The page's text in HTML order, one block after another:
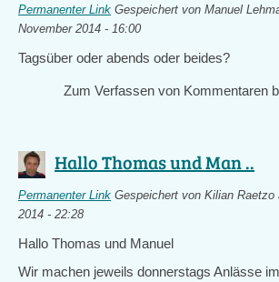
Permanenter Link Gespeichert von Manuel
November 2014 - 16:00
Tagsüber oder abends oder beides?
Zum Verfassen von Kommentaren
Hallo Thomas und Man ..
Permanenter Link Gespeichert von Kilian Raetzo
2014 - 22:28
Hallo Thomas und Manuel
Wir machen jeweils donnerstags Anlässe